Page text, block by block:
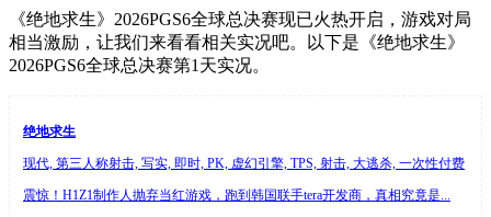
《绝地求生》2026PGS6全球总决赛现已火热开启，游戏对局
相当激励，让我们来看看相关实况吧。以下是《绝地求生》
2026PGS6全球总决赛第1天实况。
绝地求生
现代, 第三人称射击, 写实, 即时, PK, 虚幻引擎, TPS, 射击, 大逃杀, 一次性付费
震惊！H1Z1制作人抛弃当红游戏，跑到韩国联手tera开发商，真相究竟是...